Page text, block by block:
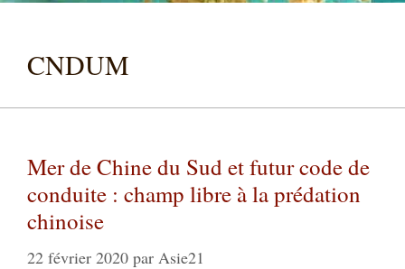
CNDUM
Mer de Chine du Sud et futur code de
conduite : champ libre à la prédation
chinoise
22 février 2020 par Asie21